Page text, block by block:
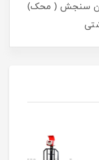
سنجش ( محک)